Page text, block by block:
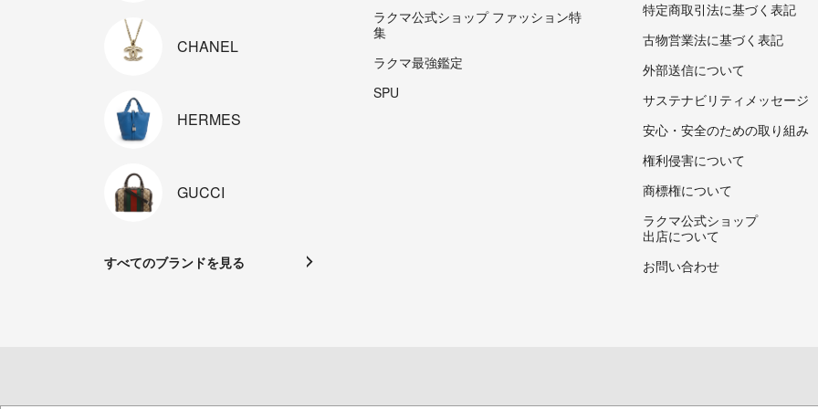
CHANEL
HERMES
GUCCI
すべてのブランドを見る
ラクマ公式ショップ ファッション特
集
ラクマ最強鑑定
SPU
特定商取引法に基づく表記
古物営業法に基づく表記
外部送信について
サステナビリティメッセージ
安心・安全のための取り組み
権利侵害について
商標権について
ラクマ公式ショップ
出店について
お問い合わせ